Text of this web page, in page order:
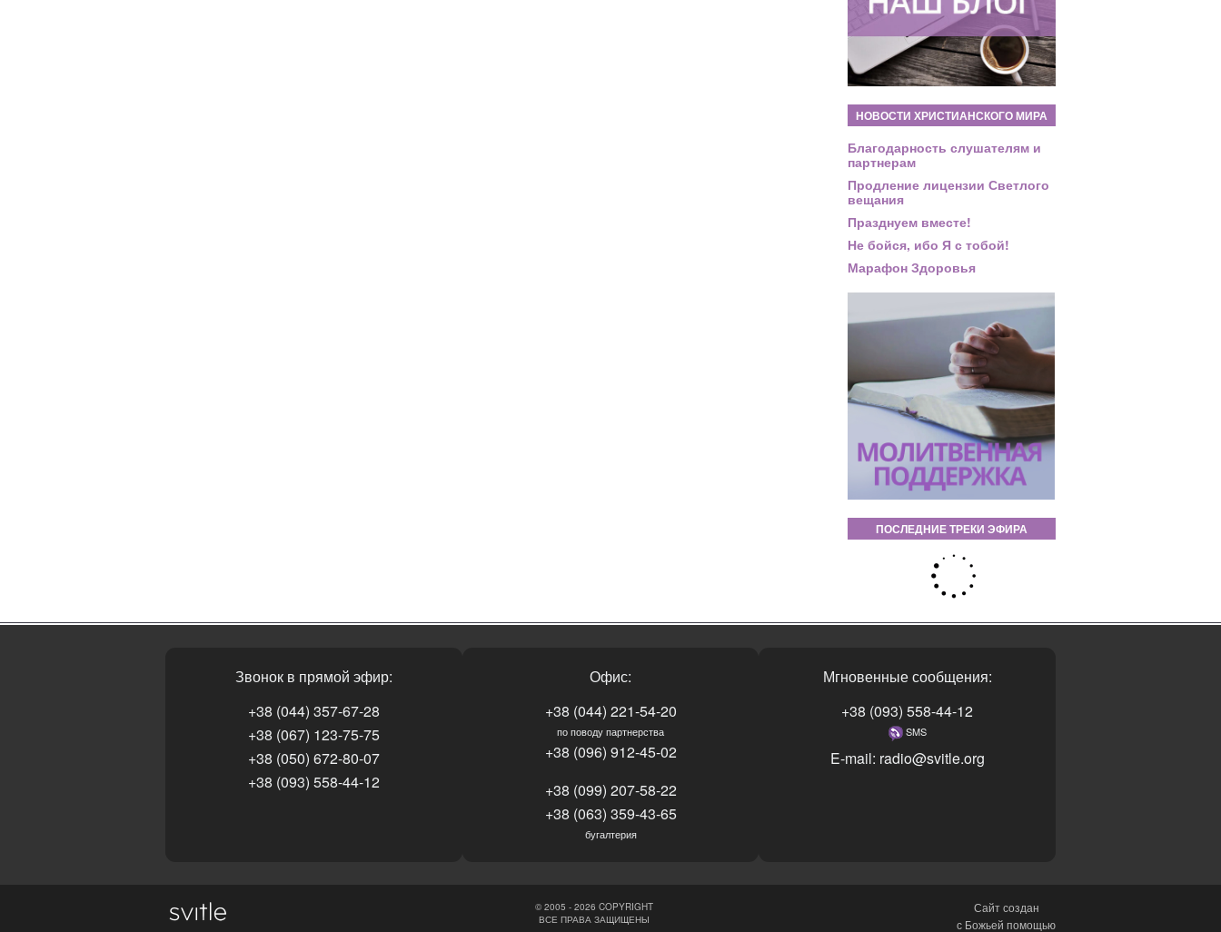
НОВОСТИ ХРИСТИАНСКОГО МИРА
Благодарность слушателям и
партнерам
Продление лицензии Светлого
вещания
Празднуем вместе!
Не бойся, ибо Я с тобой!
Марафон Здоровья
ПОСЛЕДНИЕ ТРЕКИ ЭФИРА
Звонок в прямой эфир:
+38 (044) 357-67-28
+38 (067) 123-75-75
+38 (050) 672-80-07
+38 (093) 558-44-12
Офис:
+38 (044) 221-54-20
по поводу партнерства
+38 (096) 912-45-02
+38 (099) 207-58-22
+38 (063) 359-43-65
бугалтерия
Мгновенные сообщения:
+38 (093) 558-44-12
SMS
E-mail: radio@svitle.org
Сайт создан
с Божьей помощью
© 2005 - 2026 COPYRIGHT
ВСЕ ПРАВА ЗАЩИЩЕНЫ